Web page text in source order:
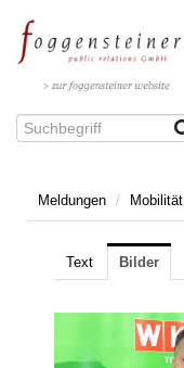
Meldungen
Kultur und Literatur
Energie
Facility Management
Meldungen / Mobilität
Text Bilder